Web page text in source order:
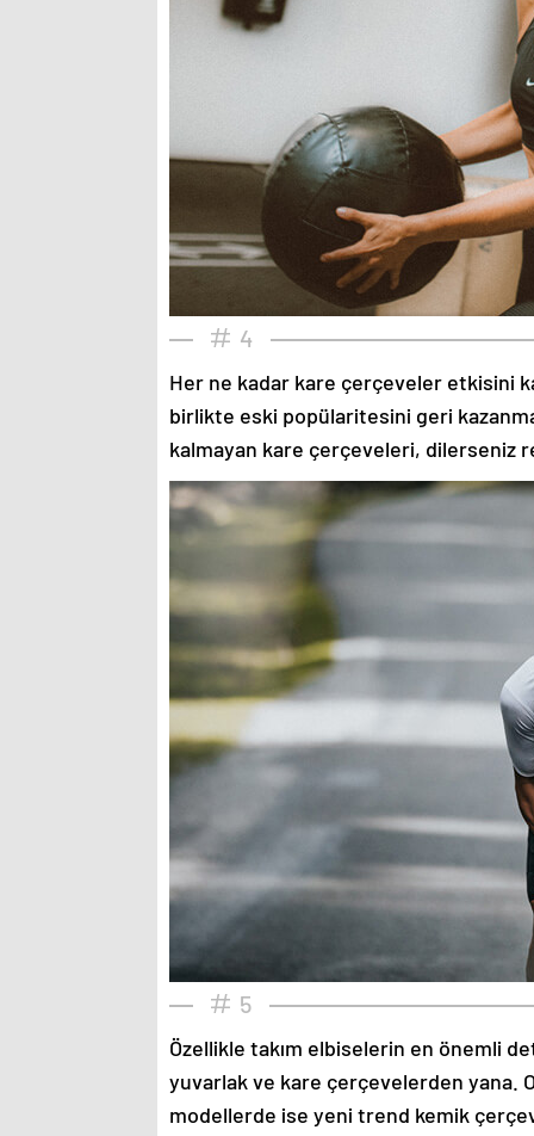
4
Her ne kadar kare çerçeveler etkisini
birlikte eski popülaritesini geri
kalmayan kare çerçeveleri, dilerseniz
5
Özellikle takım elbiselerin en önemli
yuvarlak ve kare çerçevelerden yana.
modellerde ise yeni trend kemik